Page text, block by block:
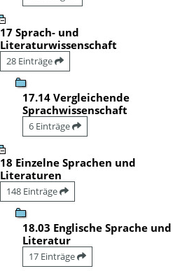
17 Sprach- und
Literaturwissenschaft
28 Einträge
17.14 Vergleichende
Sprachwissenschaft
6 Einträge
18 Einzelne Sprachen und
Literaturen
148 Einträge
18.03 Englische Sprache und
Literatur
17 Einträge